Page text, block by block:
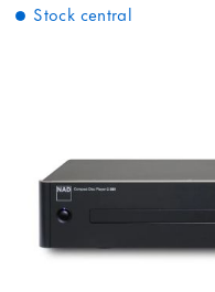
Stock central